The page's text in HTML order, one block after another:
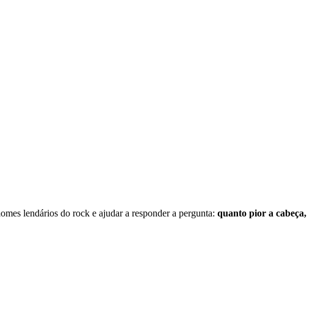
lendários do rock e ajudar a responder a pergunta: quanto pior a cabeça,